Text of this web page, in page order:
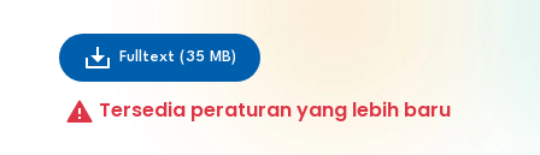
Fulltext (35 MB)
Tersedia peraturan yang lebih baru